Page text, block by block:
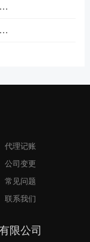
账费到底多少？看完这篇省下一半冤枉钱
老板慌了！长兴变更注册地址证明办不下来？别急，这招能救场
代理记账
公司变更
常见问题
联系我们
限公司